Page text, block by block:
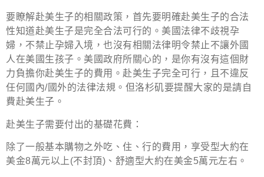
要瞭解赴美生子的相關政策，首先要明確赴美生子的合法
性知道赴美生子是完全合法可行的。美國法律不歧視孕
婦，不禁止孕婦入境，也沒有相關法律明令禁止不讓外國
人在美國生孩子。美國政府所關心的，是你有沒有這個財
力負擔你赴美生子的費用。赴美生子完全可行，且不違反
任何國內/國外的法律法規。但洛杉矶要提醒大家的是請自
費赴美生子。
赴美生子需要付出的基礎花費：
除了一般基本購物之外吃、住、行的費用，享受型大約在
美金8萬元以上(不封頂)、舒適型大約在美金5萬元左右。